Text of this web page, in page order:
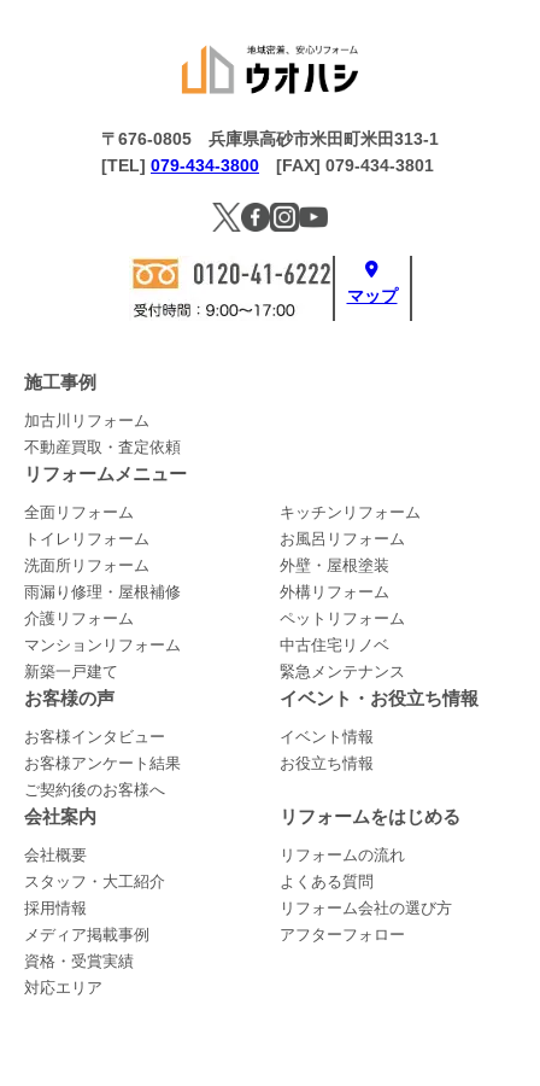
マップ
〒676-0805 兵庫県高砂市米田町米田313-1
[TEL] 079-434-3800 [FAX] 079-434-3801
施工事例
加古川リフォーム
不動産買取・査定依頼
リフォームメニュー
全面リフォーム
キッチンリフォーム
トイレリフォーム
お風呂リフォーム
洗面所リフォーム
外壁・屋根塗装
雨漏り修理・屋根補修
外構リフォーム
介護リフォーム
ペットリフォーム
マンションリフォーム
中古住宅リノベ
新築一戸建て
緊急メンテナンス
お客様の声
お客様インタビュー
お客様アンケート結果
ご契約後のお客様へ
イベント・お役立ち情報
イベント情報
お役立ち情報
会社案内
会社概要
スタッフ・大工紹介
採用情報
メディア掲載事例
資格・受賞実績
対応エリア
リフォームをはじめる
リフォームの流れ
よくある質問
リフォーム会社の選び方
アフターフォロー